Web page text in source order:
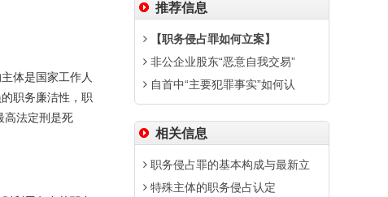
体是国家工作人
职务廉洁性，职
高法定刑是死
推荐信息
【职务侵占罪如何立案】
非公企业股东“恶意自我交易”
自首中“主要犯罪事实”如何认
相关信息
职务侵占罪的基本构成与最新立
特殊主体的职务侵占认定